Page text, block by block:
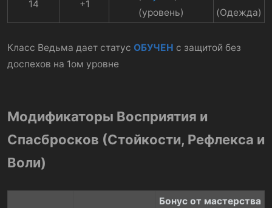
14​ +1​
(уровень)​
(Одежда)​
Класс Ведьма дает статус ОБУЧЕН с защитой без
доспехов на 1ом уровне
Модификаторы Восприятия и
Спасбросков (Стойкости, Рефлекса и
Воли)
Бонус от мастерства